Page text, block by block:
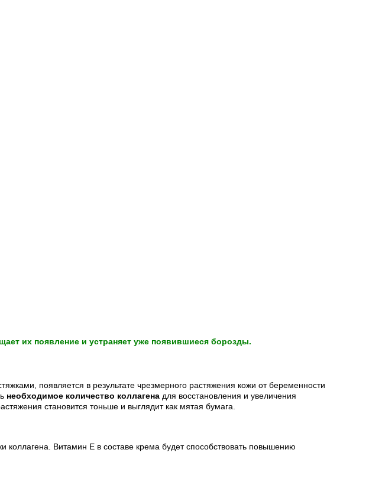
их появление и устраняет уже появившиеся борозды.
появляется в результате чрезмерного растяжения кожи от беременности
необходимое количество коллагена для восстановления и увеличения
становится тоньше и выглядит как мятая бумага.
коллагена. Витамин Е в составе крема будет способствовать повышению